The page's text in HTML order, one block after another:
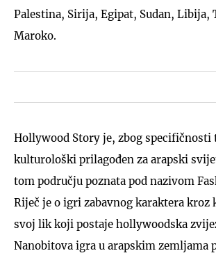
Palestina, Sirija, Egipat, Sudan, Libija,
Maroko.
Hollywood Story je, zbog specifičnosti
kulturološki prilagođen za arapski
tom području poznata pod nazivom
Riječ je o igri zabavnog karaktera kroz
svoj lik koji postaje hollywoodska
Nanobitova igra u arapskim zemljama